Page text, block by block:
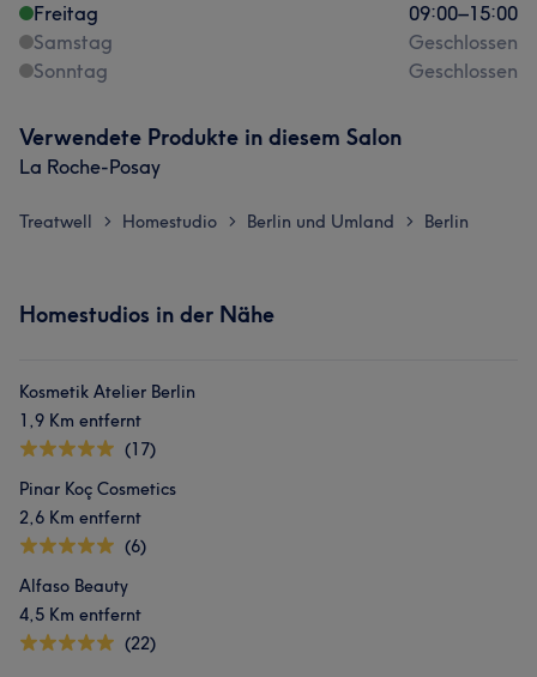
Freitag
09:00–15:00
Samstag
Geschlossen
Sonntag
Geschlossen
Verwendete Produkte in diesem Salon
La Roche-Posay
Treatwell > Homestudio > Berlin und Umland > Berlin
Homestudios in der Nähe
Kosmetik Atelier Berlin
1,9 Km entfernt
(17)
Pinar Koç Cosmetics
2,6 Km entfernt
(6)
Alfaso Beauty
4,5 Km entfernt
(22)